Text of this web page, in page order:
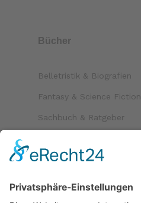
Bücher
Belletristik & Biografien
Fantasy & Science Fiction
Sachbuch & Ratgeber
Krimi & Thriller